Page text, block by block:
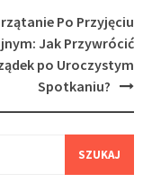
Po Przyjęciu
Jak Przywrócić
po Uroczystym
Spotkaniu?